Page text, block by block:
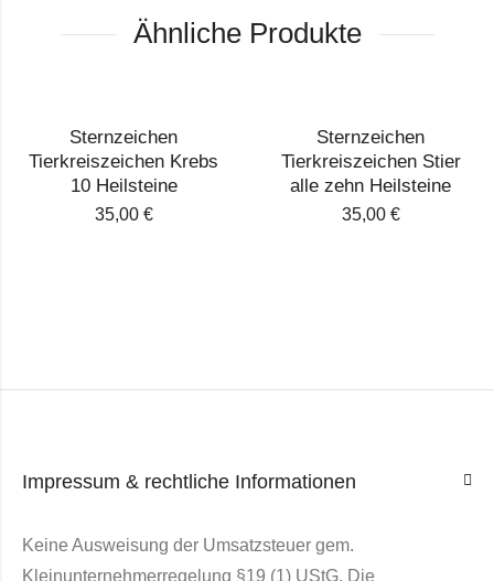
Ähnliche Produkte
Sternzeichen
Tierkreiszeichen Krebs
10 Heilsteine
35,00 €
Sternzeichen
Tierkreiszeichen Stier
alle zehn Heilsteine
35,00 €
Impressum & rechtliche Informationen
Keine Ausweisung der Umsatzsteuer gem.
Kleinunternehmerregelung §19 (1) UStG. Die